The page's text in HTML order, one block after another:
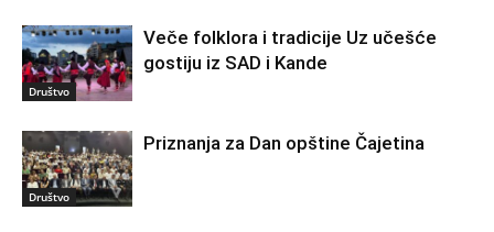
Društvo
Veče folklora i tradicije Uz učešće
gostiju iz SAD i Kande
Društvo
Priznanja za Dan opštine Čajetina